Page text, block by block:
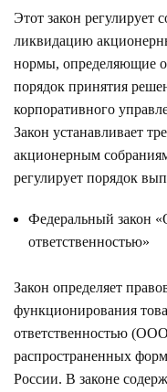
Этот закон регулирует
ликвидацию
нормы, определяющие
порядок принятия
корпоративного
Закон устанавливает
акционерным
регулирует порядок
Федеральный закон
ответственностью»
Закон определяет
функционирования
ответственностью
распространенных
России. В законе